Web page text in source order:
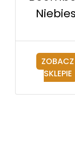
SKLEPIE